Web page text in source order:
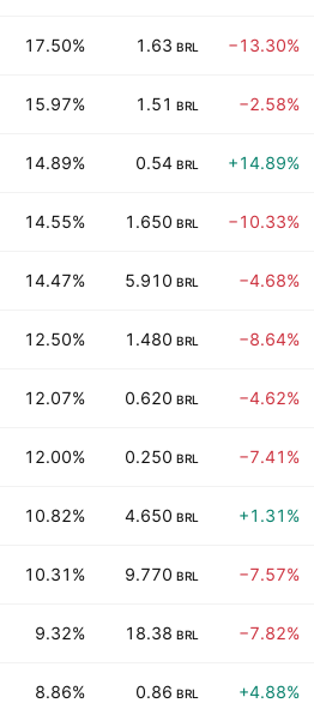
17.50% 1.63 BRL −13.30%
15.97% 1.51 BRL −2.58%
14.89% 0.54 BRL +14.89%
14.55% 1.650 BRL −10.33%
14.47% 5.910 BRL −4.68%
12.50% 1.480 BRL −8.64%
12.07% 0.620 BRL −4.62%
12.00% 0.250 BRL −7.41%
10.82% 4.650 BRL +1.31%
10.31% 9.770 BRL −7.57%
9.32% 18.38 BRL −7.82%
8.86% 0.86 BRL +4.88%